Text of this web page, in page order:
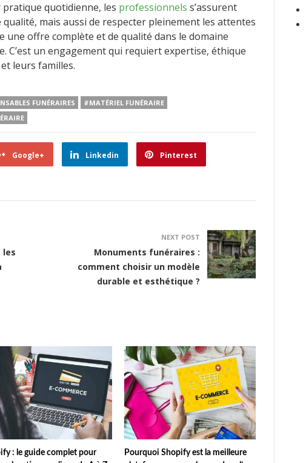
quotidienne, les professionnels s’assurent
mais aussi de respecter pleinement les attentes
une offre complète et de qualité dans le domaine
C’est un engagement qui requiert expertise, éthique
leurs familles.
FUNÉRAIRES
#MATÉRIEL FUNÉRAIRE
Google+ Linkedin Pinterest
les
NEXT POST
Monuments funéraires :
comment choisir un modèle
durable et esthétique ?
: le guide complet pour
Pourquoi Shopify est la meilleure